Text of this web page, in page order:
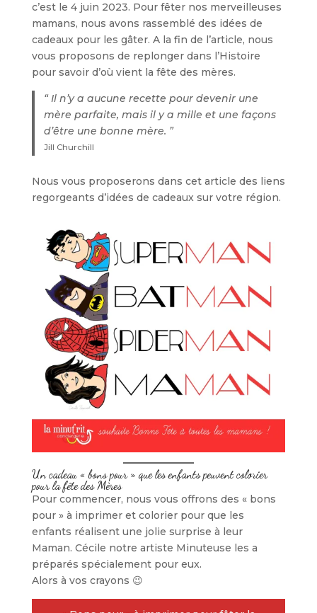
c’est le 4 juin 2023. Pour fêter nos merveilleuses
mamans, nous avons rassemblé des idées de
cadeaux pour les gâter. A la fin de l’article, nous
vous proposons de replonger dans l’Histoire
pour savoir d’où vient la fête des mères.
“ Il n’y a aucune recette pour devenir une
mère parfaite, mais il y a mille et une façons
d’être une bonne mère. ”
Jill Churchill
Nous vous proposerons dans cet article des liens
regorgeants d’idées de cadeaux sur votre région.
Un cadeau « bons pour » que les enfants peuvent colorier
pour la fête des Mères
Pour commencer, nous vous offrons des « bons
pour » à imprimer et colorier pour que les
enfants réalisent une jolie surprise à leur
Maman. Cécile notre artiste Minuteuse les a
préparés spécialement pour eux.
Alors à vos crayons 😉